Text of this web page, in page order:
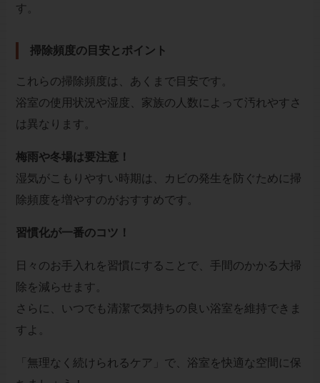
す。
掃除頻度の目安とポイント
これらの掃除頻度は、あくまで目安です。
浴室の使用状況や湿度、家族の人数によって汚れやすさ
は異なります。
梅雨や冬場は要注意！
湿気がこもりやすい時期は、カビの発生を防ぐために掃
除頻度を増やすのがおすすめです。
習慣化が一番のコツ！
日々のお手入れを習慣にすることで、手間のかかる大掃
除を減らせます。
さらに、いつでも清潔で気持ちの良い浴室を維持できま
すよ。
「無理なく続けられるケア」で、浴室を快適な空間に保